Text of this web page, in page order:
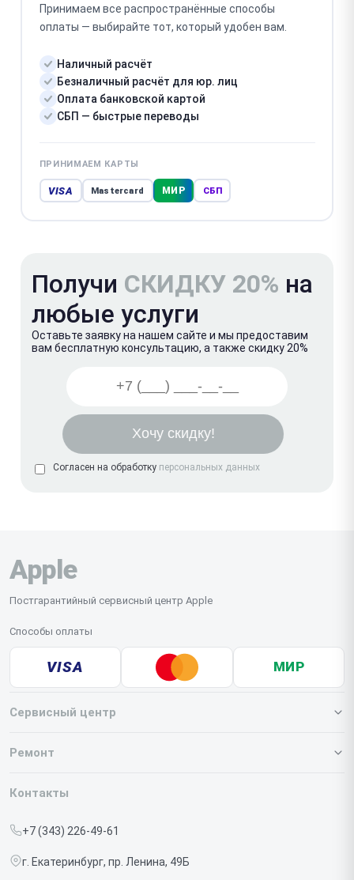
Принимаем все распространённые способы
оплаты — выбирайте тот, который удобен вам.
Наличный расчёт
Безналичный расчёт для юр. лиц
Оплата банковской картой
СБП — быстрые переводы
ПРИНИМАЕМ КАРТЫ
VISA Mastercard МИР СБП
Получи СКИДКУ 20% на
любые услуги
Оставьте заявку на нашем сайте и мы предоставим
вам бесплатную консультацию, а также скидку 20%
Согласен на обработку персональных данных
Apple
Постгарантийный сервисный центр Apple
Способы оплаты
VISA МИР
Сервисный центр
О нашем сервисе
Срочный ремонт
Доставка и способы оплаты
Ремонт
Iphone
Контакты
+7 (343) 226-49-61
г. Екатеринбург, пр. Ленина, 49Б